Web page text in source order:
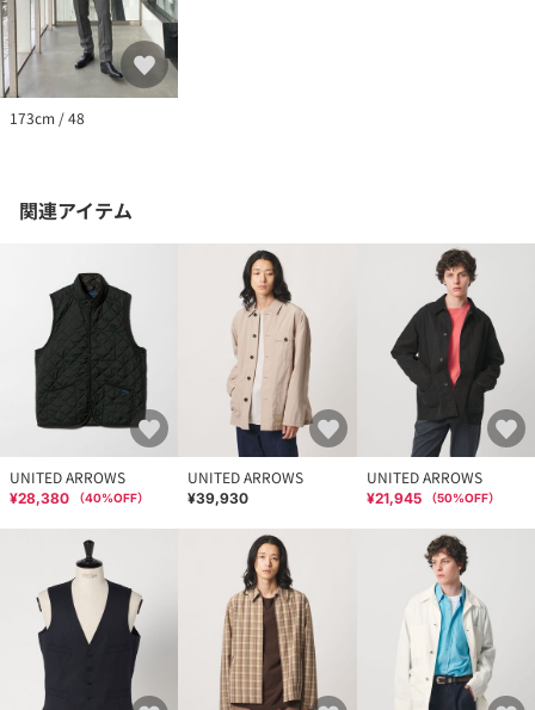
173cm / 48
関連アイテム
UNITED ARROWS
¥28,380 （40%OFF）
UNITED ARROWS
¥39,930
UNITED ARROWS
¥21,945 （50%OFF）